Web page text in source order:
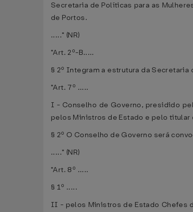
Secretaria de Políticas para as
de Portos.
....." (NR)
"Art. 2º-B.....
§ 2º Integram a estrutura da Secretaria
"Art. 7º .....
I - Conselho de Governo, presidido
pelos Ministros de Estado e pelo
§ 2º O Conselho de Governo será
....." (NR)
"Art. 8º .....
§ 1º .....
II - pelos Ministros de Estado Chefes